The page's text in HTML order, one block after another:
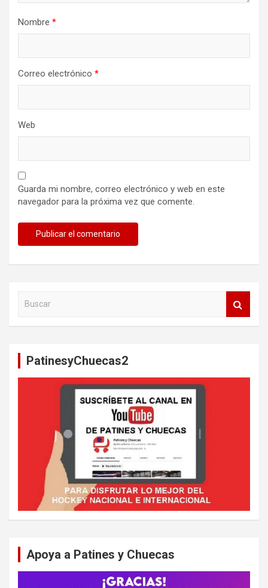
Nombre *
Correo electrónico *
Web
Guarda mi nombre, correo electrónico y web en este
navegador para la próxima vez que comente.
PatinesyChuecas2
Apoya a Patines y Chuecas